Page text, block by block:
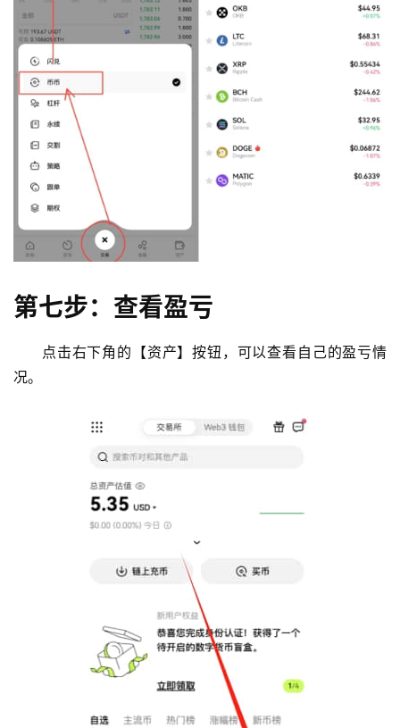
第七步：查看盈亏
点击右下角的【资产】按钮，可以查看自己的盈亏情
况。